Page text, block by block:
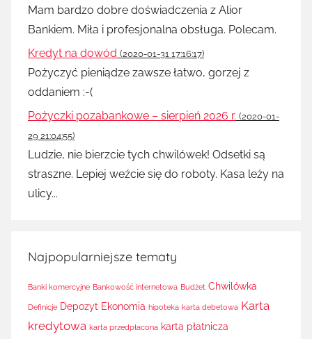
Mam bardzo dobre doświadczenia z Alior
Bankiem. Miła i profesjonalna obsługa. Polecam.
Kredyt na dowód (2020-01-31 17:16:17)
Pożyczyć pieniądze zawsze łatwo, gorzej z
oddaniem :-(
Pożyczki pozabankowe – sierpień 2026 r. (2020-01-
29 21:04:55)
Ludzie, nie bierzcie tych chwilówek! Odsetki są
straszne. Lepiej weźcie się do roboty. Kasa leży na
ulicy...
Najpopularniejsze tematy
Banki komercyjne Bankowość internetowa Budżet Chwilówka
Definicje Depozyt Ekonomia hipoteka karta debetowa Karta
kredytowa karta przedpłacona karta płatnicza